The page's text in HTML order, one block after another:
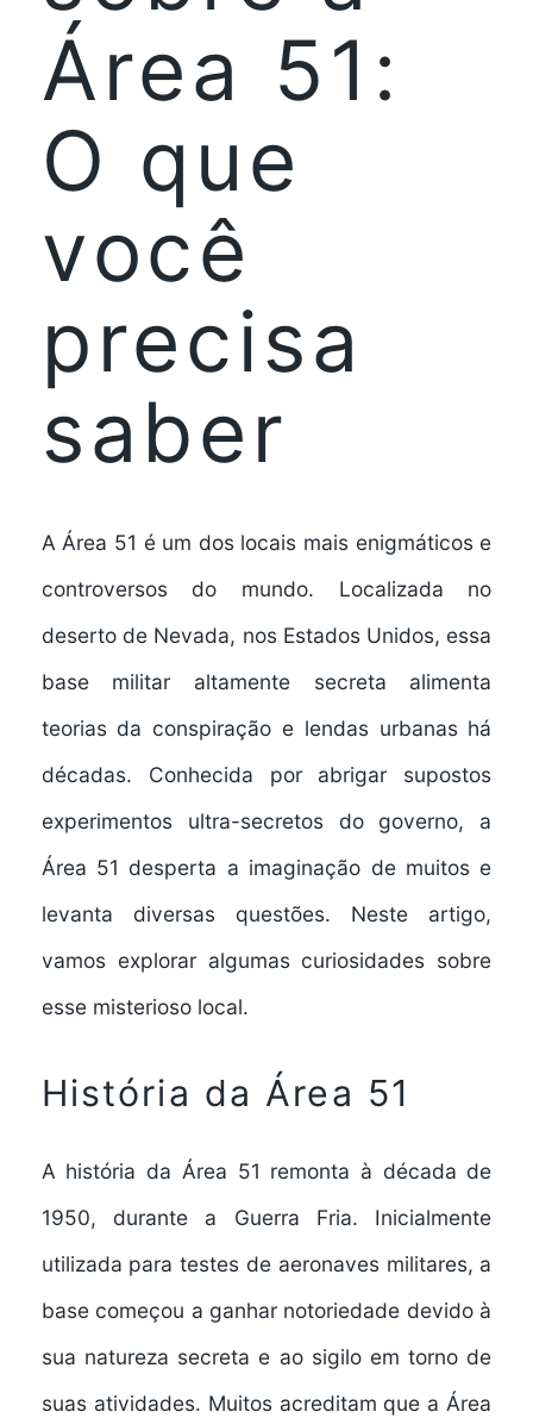
Área 51:
O que
você
precisa
saber
A Área 51 é um dos locais mais enigmáticos e
controversos do mundo. Localizada no
deserto de Nevada, nos Estados Unidos, essa
base militar altamente secreta alimenta
teorias da conspiração e lendas urbanas há
décadas. Conhecida por abrigar supostos
experimentos ultra-secretos do governo, a
Área 51 desperta a imaginação de muitos e
levanta diversas questões. Neste artigo,
vamos explorar algumas curiosidades sobre
esse misterioso local.
História da Área 51
A história da Área 51 remonta à década de
1950, durante a Guerra Fria. Inicialmente
utilizada para testes de aeronaves militares, a
base começou a ganhar notoriedade devido à
sua natureza secreta e ao sigilo em torno de
suas atividades. Muitos acreditam que a Área